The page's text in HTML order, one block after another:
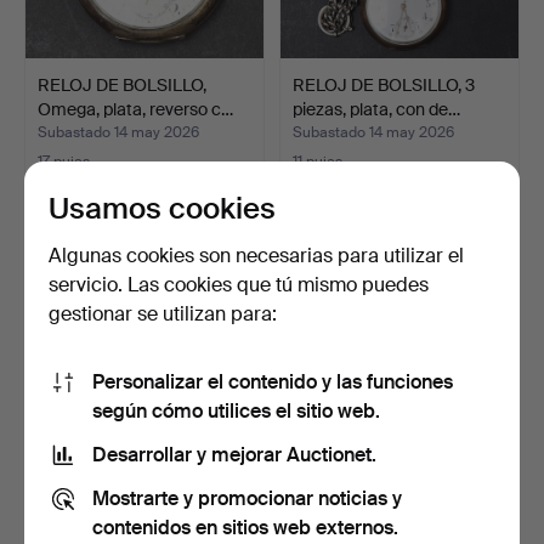
RELOJ DE BOLSILLO,
Omega, plata, reverso c…
Subastado 14 may 2026
17 pujas
RELOJ DE BOLSILLO, 3
piezas, plata, con de…
Subastado 14 may 2026
11 pujas
RELOJ DE BOLSILLO PARA
DAMA, Omega. 14k, o…
RELOJ DE BOLSILLO PARA
DAMA, 14k, oro, con…
Usamos cookies
Algunas cookies son necesarias para utilizar el
servicio. Las cookies que tú mismo puedes
gestionar se utilizan para:
Personalizar el contenido y las funciones
según cómo utilices el sitio web.
Desarrollar y mejorar Auctionet.
Mostrarte y promocionar noticias y
contenidos en sitios web externos.